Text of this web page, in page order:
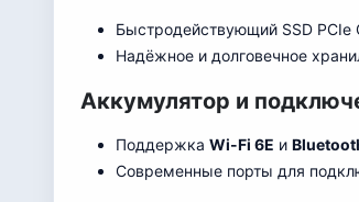
Быстродействующий SSD PCIe
Надёжное и долговечное
Аккумулятор и
Поддержка Wi-Fi 6E и
Современные порты для